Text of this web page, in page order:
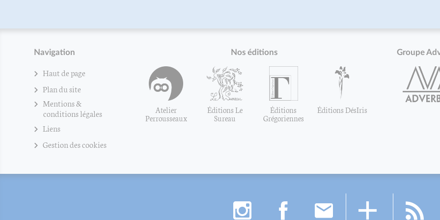
Navigation
Haut de page
Plan du site
Mentions &
conditions légales
Liens
Gestion des cookies
Nos éditions
Atelier
Perrousseaux
Éditions Le
Sureau
Éditions
Grégoriennes
Éditions DésIris
Groupe